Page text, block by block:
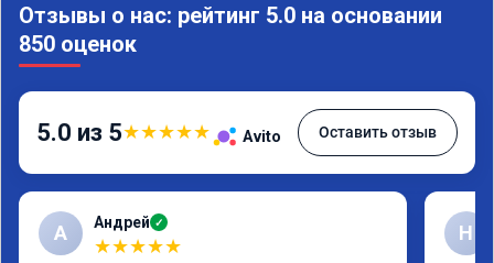
Отзывы о нас: рейтинг 5.0 на основании
850 оценок
5.0 из 5★★★★★ Avito Оставить отзыв
А Андрей ✓
★★★★★
Н